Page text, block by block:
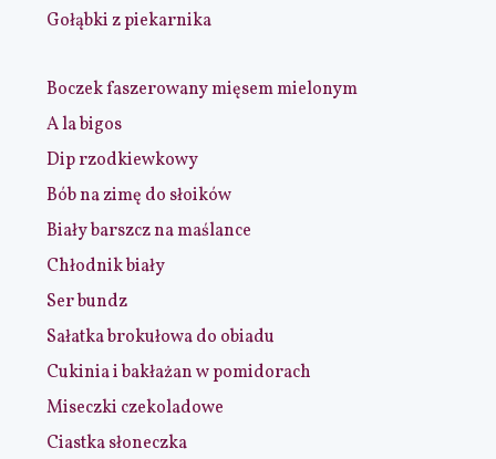
Gołąbki z piekarnika
Boczek faszerowany mięsem mielonym
A la bigos
Dip rzodkiewkowy
Bób na zimę do słoików
Biały barszcz na maślance
Chłodnik biały
Ser bundz
Sałatka brokułowa do obiadu
Cukinia i bakłażan w pomidorach
Miseczki czekoladowe
Ciastka słoneczka